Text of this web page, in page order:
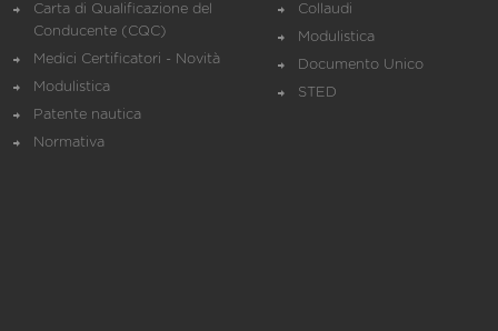
Carta di Qualificazione del
Conducente (CQC)
Medici Certificatori - Novità
Modulistica
Patente nautica
Normativa
Collaudi
Modulistica
Documento Unico
STED